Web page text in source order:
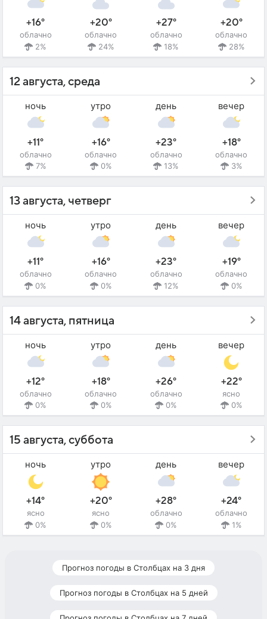
+16°
облачно
2%
+20°
облачно
24%
+27°
облачно
18%
+20°
облачно
28%
12 августа, среда
ночь
+11°
облачно
7%
утро
+16°
облачно
0%
день
+23°
облачно
13%
вечер
+18°
облачно
3%
13 августа, четверг
ночь
+11°
облачно
0%
утро
+16°
облачно
0%
день
+23°
облачно
12%
вечер
+19°
облачно
0%
14 августа, пятница
ночь
+12°
облачно
0%
утро
+18°
облачно
0%
день
+26°
облачно
0%
вечер
+22°
ясно
0%
15 августа, суббота
ночь
+14°
ясно
0%
утро
+20°
ясно
0%
день
+28°
облачно
0%
вечер
+24°
облачно
1%
Прогноз погоды в Столбцах на 3 дня
Прогноз погоды в Столбцах на 5 дней